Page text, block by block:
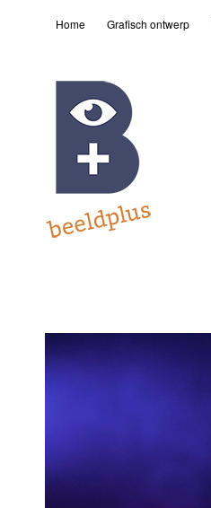
Home Grafisch ontwerp